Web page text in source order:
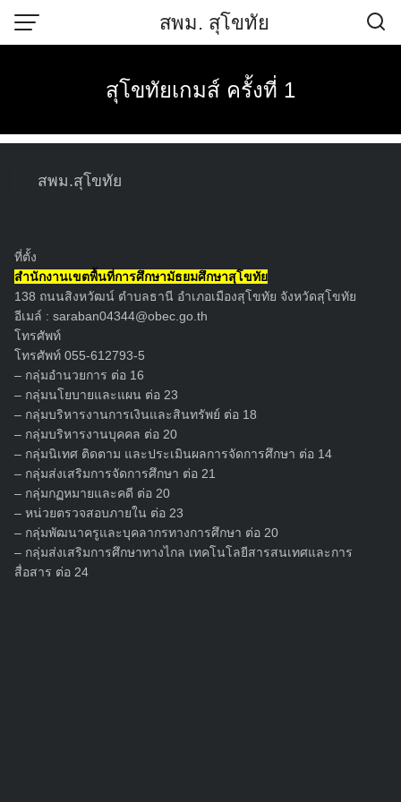
สพม. สุโขทัย
สุโขทัยเกมส์ ครั้งที่ 1
นายสุดเขต สวยสม
ลุ่ม/หน่วย เข้าร่วมเป็นเกียรติในงาน การแข่งขันกีฬานักเรียนประจำ
จังหวัดและอำเภอ ประจำปี 2567 และการแข่งขันกีฬานักเรียน
โรงเรียนมัธยมศึกษาจังหวัดสุโขทัย “สุโขทัยเกมส์ ครั้งที่ 1” ณ
สนามกีฬาโรงเรียนสุโขทัยวิทยาคม จัดขึ้นระหว่าง วันที่ 5 – 11
สิงหาคม 2567 โดยมีนางสาวสรินรัตน์ เกิดสกุลรุ่งโรจน์
ราชการจังหวัดสุโขทัย เป็นประธานเปิด เพื่อส่งเสริมให้นักเรียน
นักศึกษาทุกสถานศึกษาในจังหวัดสุโขทัยได้มีโอกาสเข้าร่วม
แข่งขันกีฬาระดับจังหวัด เพื่อทดสอบระดับความสามารถทางด้าน
การกีฬาของตนเอง ซึ่งนักกีฬาที่ชนะเลิศทุกชนิดกีฬา ในรุ่นอายุ 18
ปี จะได้สิทธิ์เป็นตัวแทนจังหวัดสุโขทัย เข้าร่วมการแข่งขันกีฬา
นักเรียน นักศึกษาแห่งชาติ ครั้งที่ 44 ประจำปี 2568 รอบคัดเลือก
นักกีฬาตัวแทนเขตการแข่งขันกีฬาที่ 6 ณ จังหวัดตาก ในการนี้
หัวหน้าส่วนราชการ ผู้บริหารสถานศึกษา และนักเรียนเข้าร่วม
กิจกรรม (วันที่ 5 สิงหาคม 2567)
สพม.สุโขทัย
ที่ตั้ง
สำนักงานเขตพื้นที่การศึกษามัธยมศึกษาสุโขทัย
138 ถนนสิงหวัฒน์ ตำบลธานี อำเภอเมืองสุโขทัย จังหวัดสุโขทัย
อีเมล์ : saraban04344@obec.go.th
โทรศัพท์
โทรศัพท์ 055-612793-5
– กลุ่มอำนวยการ ต่อ 16
– กลุ่มนโยบายและแผน ต่อ 23
– กลุ่มบริหารงานการเงินและสินทรัพย์ ต่อ 18
– กลุ่มบริหารงานบุคคล ต่อ 20
– กลุ่มนิเทศ ติดตาม และประเมินผลการจัดการศึกษา ต่อ 14
– กลุ่มส่งเสริมการจัดการศึกษา ต่อ 21
– กลุ่มกฏหมายและคดี ต่อ 20
– หน่วยตรวจสอบภายใน ต่อ 23
– กลุ่มพัฒนาครูและบุคลากรทางการศึกษา ต่อ 20
– กลุ่มส่งเสริมการศึกษาทางไกล เทคโนโลยีสารสนเทศและการ
สื่อสาร ต่อ 24